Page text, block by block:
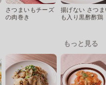
さつまいもチーズ
の肉巻き
揚げない さつ
も入り黒酢酢鶏
もっと見る